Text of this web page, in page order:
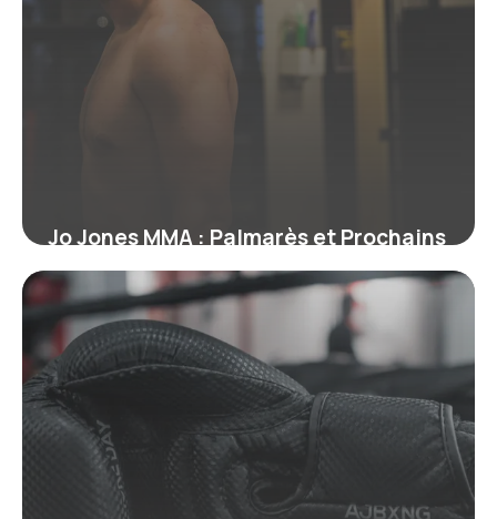
Jo Jones MMA : Palmarès et Prochains
Combats
19 juin 2026